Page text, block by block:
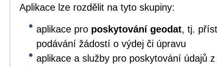
Aplikace lze rozdělit na tyto skupiny:
aplikace pro poskytování geodat, tj.
podávání žádostí o výdej či úpravu
aplikace a služby pro poskytování údajů